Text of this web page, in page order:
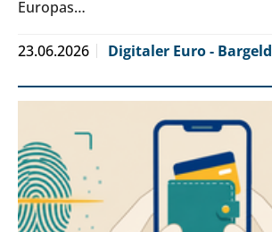
Europas…
23.06.2026 Digitaler Euro - Bargeld